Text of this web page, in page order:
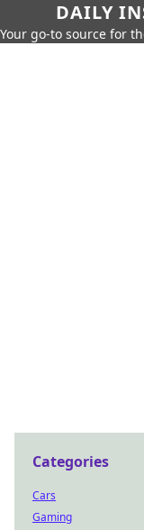
DAILY
Your go-to source for
Categories
Cars
Gaming